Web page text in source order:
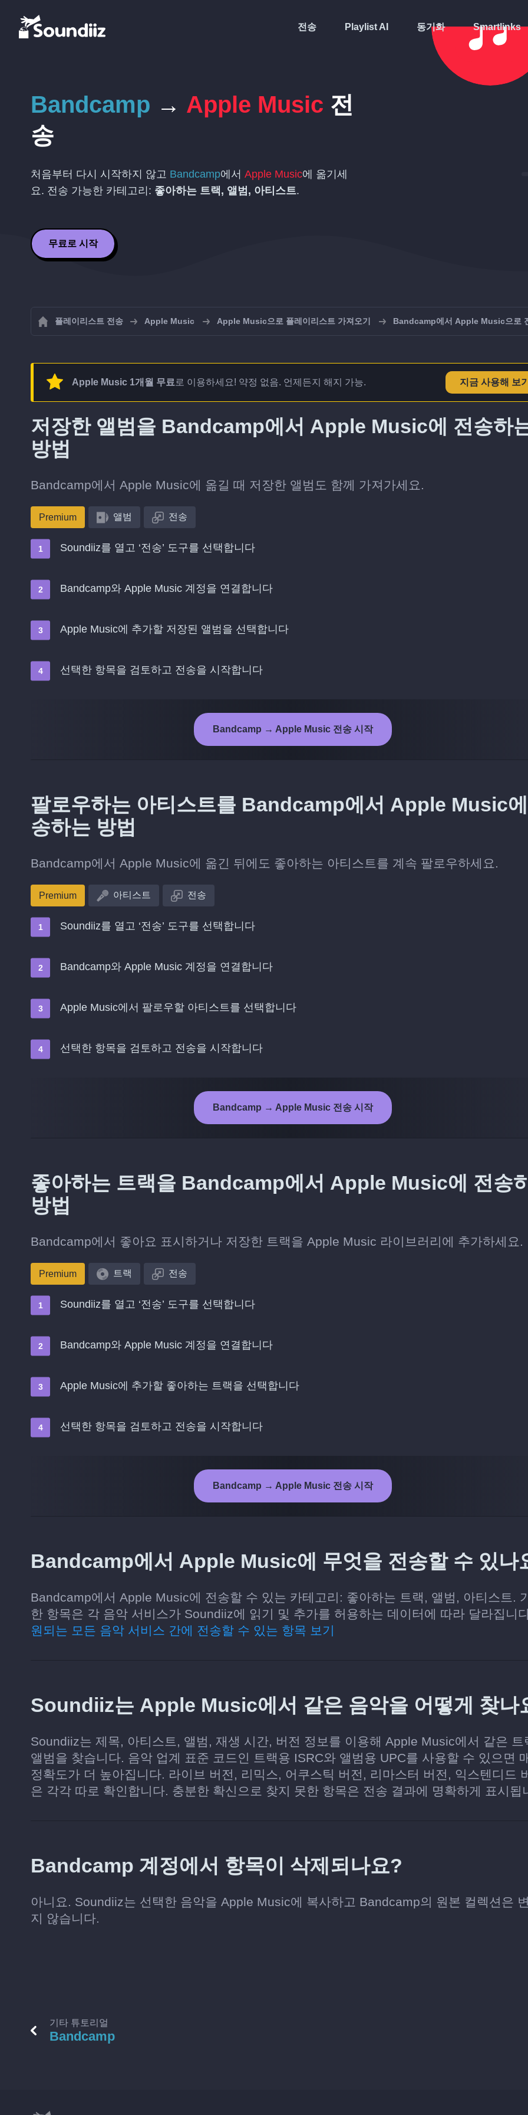
전송 Playlist AI 동기화 Smartlinks
Bandcamp → Apple Music 전
송
처음부터 다시 시작하지 않고 Bandcamp에서 Apple Music에 옮기세
요. 전송 가능한 카테고리: 좋아하는 트랙, 앨범, 아티스트.
무료로 시작
플레이리스트 전송 Apple Music Apple Music으로 플레이리스트 가져오기 Bandcamp에서 Apple Music으로
Apple Music 1개월 무료 로 이용하세요! 약정 없음. 언제든지 해지 가능. 지금 사용해 보
저장한 앨범을 Bandcamp에서 Apple Music에 전송하
방법
Bandcamp에서 Apple Music에 옮길 때 저장한 앨범도 함께 가져가세요.
Premium 앨범 전송
Soundiiz를 열고 ‘전송’ 도구를 선택합니다
Bandcamp와 Apple Music 계정을 연결합니다
Apple Music에 추가할 저장된 앨범을 선택합니다
선택한 항목을 검토하고 전송을 시작합니다
Bandcamp → Apple Music 전송 시작
팔로우하는 아티스트를 Bandcamp에서 Apple Music
송하는 방법
Bandcamp에서 Apple Music에 옮긴 뒤에도 좋아하는 아티스트를 계속 팔로우하세요.
Premium 아티스트 전송
Soundiiz를 열고 ‘전송’ 도구를 선택합니다
Bandcamp와 Apple Music 계정을 연결합니다
Apple Music에서 팔로우할 아티스트를 선택합니다
선택한 항목을 검토하고 전송을 시작합니다
Bandcamp → Apple Music 전송 시작
좋아하는 트랙을 Bandcamp에서 Apple Music에 전송
방법
Bandcamp에서 좋아요 표시하거나 저장한 트랙을 Apple Music 라이브러리에 추가하세요.
Premium 트랙 전송
Soundiiz를 열고 ‘전송’ 도구를 선택합니다
Bandcamp와 Apple Music 계정을 연결합니다
Apple Music에 추가할 좋아하는 트랙을 선택합니다
선택한 항목을 검토하고 전송을 시작합니다
Bandcamp → Apple Music 전송 시작
Bandcamp에서 Apple Music에 무엇을 전송할 수 있나
Bandcamp에서 Apple Music에 전송할 수 있는 카테고리: 좋아하는 트랙, 앨범, 아티스트.
한 항목은 각 음악 서비스가 Soundiiz에 읽기 및 추가를 허용하는 데이터에 따라 달라집니
원되는 모든 음악 서비스 간에 전송할 수 있는 항목 보기
Soundiiz는 Apple Music에서 같은 음악을 어떻게 찾나
Soundiiz는 제목, 아티스트, 앨범, 재생 시간, 버전 정보를 이용해 Apple Music에서 같은 트
앨범을 찾습니다. 음악 업계 표준 코드인 트랙용 ISRC와 앨범용 UPC를 사용할 수 있으면
정확도가 더 높아집니다. 라이브 버전, 리믹스, 어쿠스틱 버전, 리마스터 버전, 익스텐디드
은 각각 따로 확인합니다. 충분한 확신으로 찾지 못한 항목은 전송 결과에 명확하게 표시됩
Bandcamp 계정에서 항목이 삭제되나요?
아니요. Soundiiz는 선택한 음악을 Apple Music에 복사하고 Bandcamp의 원본 컬렉션은
지 않습니다.
기타 튜토리얼
Bandcamp